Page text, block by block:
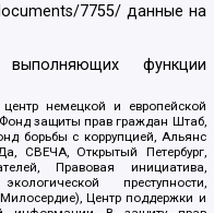
7755/ данные на
функции
немецкой и европейской
Фонд защиты прав граждан Штаб,
борьбы с коррупцией, Альянс
СВЕЧА, Открытый Петербург,
Правовая инициатива,
преступности,
Центр поддержки и